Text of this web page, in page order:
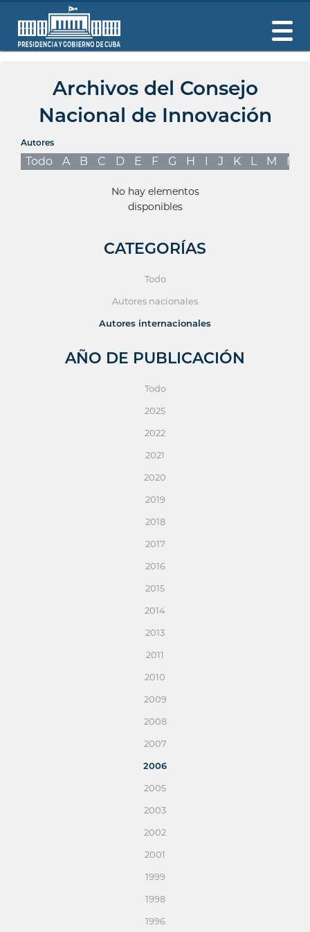
Archivos del Consejo
Nacional de Innovación
Autores
Todo A B C D E F G H I J K L M N
No hay elementos
disponibles
CATEGORÍAS
Todo
Autores nacionales
Autores internacionales
AÑO DE PUBLICACIÓN
Todo
2025
2022
2021
2020
2019
2018
2017
2016
2015
2014
2013
2011
2010
2009
2008
2007
2006
2005
2003
2002
2001
1999
1998
1996